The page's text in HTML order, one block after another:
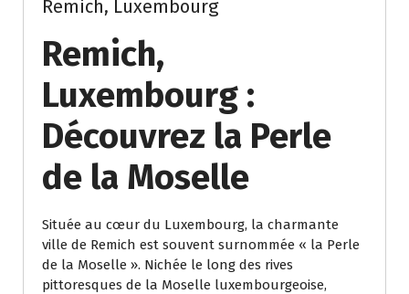
Remich, Luxembourg
Remich,
Luxembourg :
Découvrez la Perle
de la Moselle
Située au cœur du Luxembourg, la charmante
ville de Remich est souvent surnommée « la Perle
de la Moselle ». Nichée le long des rives
pittoresques de la Moselle luxembourgeoise,